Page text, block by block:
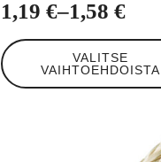
1,19€–1,58€
Hintaluokka:
1,19 €
-
VALITSE
VAIHTOEHDOISTA
Tällä
tuotteella
on